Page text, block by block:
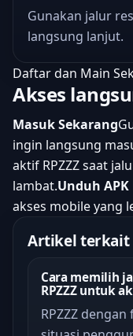
Gunakan jalur
langsung lanjut.
Daftar dan Main
Akses
Masuk Sekarang
ingin langsung
aktif RPZZZ saat
lambat.Unduh APK
akses mobile yang
Artikel terkait
Cara memilih
RPZZZ untuk
RPZZZ